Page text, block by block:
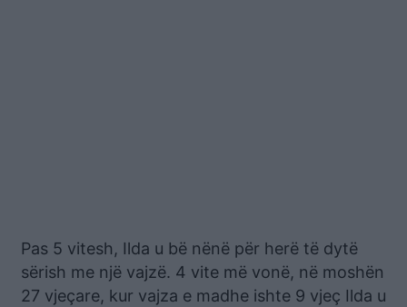
Pas 5 vitesh, Ilda u bë nënë për herë të dytë
sërish me një vajzë. 4 vite më vonë, në moshën
27 vjeçare, kur vajza e madhe ishte 9 vjeç Ilda u